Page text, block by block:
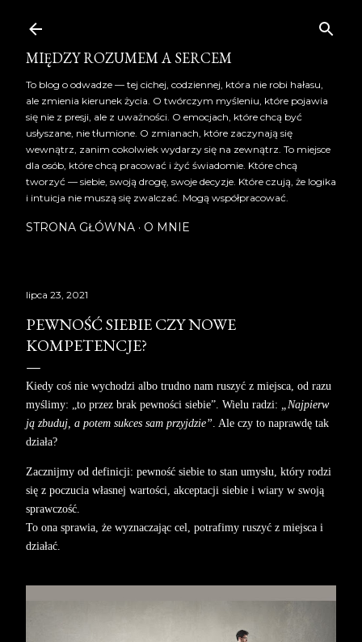
MIĘDZY ROZUMEM A SERCEM
To blog o odwadze — tej cichej, codziennej, która nie robi hałasu,
ale zmienia kierunek życia. O twórczym myśleniu, które pojawia
się nie z presji, ale z uważności. O emocjach, które chcą być
usłyszane, nie tłumione. O zmianach, które zaczynają się
wewnątrz, zanim cokolwiek wydarzy się na zewnątrz. To miejsce
dla osób, które chcą pracować i żyć świadomie. Które chcą
tworzyć — siebie, swoją drogę, swoje decyzje. Które czują, że logika
i intuicja nie muszą się zwalczać. Mogą współpracować.
STRONA GŁÓWNA O MNIE
lipca 23, 2021
PEWNOŚĆ SIEBIE CZY NOWE
KOMPETENCJE?
Kiedy coś nie wychodzi albo trudno nam ruszyć z miejsca, od razu
myślimy: „to przez brak pewności siebie”. Wielu radzi: „Najpierw
ją zbuduj, a potem sukces sam przyjdzie”. Ale czy to naprawdę tak
działa?
Zacznijmy od definicji: pewność siebie to stan umysłu, który rodzi
się z poczucia własnej wartości, akceptacji siebie i wiary w swoją
sprawczość.
To ona sprawia, że wyznaczając cel, potrafimy ruszyć z miejsca i
działać.